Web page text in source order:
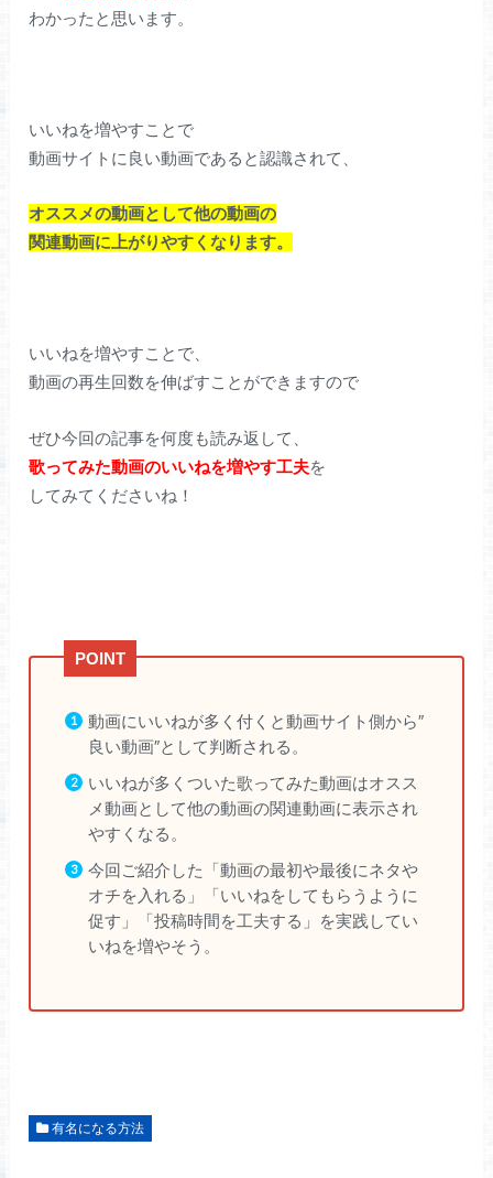
わかったと思います。
いいねを増やすことで
動画サイトに良い動画であると認識されて、
オススメの動画として他の動画の
関連動画に上がりやすくなります。
いいねを増やすことで、
動画の再生回数を伸ばすことができますので
ぜひ今回の記事を何度も読み返して、
歌ってみた動画のいいねを増やす工夫を
してみてくださいね！
動画にいいねが多く付くと動画サイト側から″
良い動画″として判断される。
いいねが多くついた歌ってみた動画はオスス
メ動画として他の動画の関連動画に表示され
やすくなる。
今回ご紹介した「動画の最初や最後にネタや
オチを入れる」「いいねをしてもらうように
促す」「投稿時間を工夫する」を実践してい
いねを増やそう。
有名になる方法